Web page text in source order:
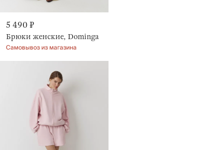
5 490 ₽
Брюки женские, Dominga
Самовывоз из магазина